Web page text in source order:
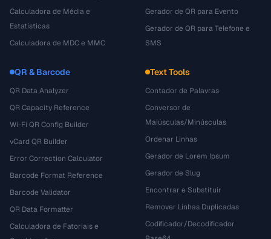
Calculadora de Média e
Estatísticas
Calculadora de MDC e MMC
Gerador de QR para Evento
Gerador de QR para Telefone e
SMS
QR & Barcode
QR Data Analyzer
QR Capacity Reference
Wi-Fi QR Config Builder
vCard QR Builder
Error Correction Calculator
Barcode Format Reference
Barcode Validator
QR Data Formatter
Calculadora de Fatoriais e
Text Tools
Contador de Palavras
Conversor de
Maiúsculas/Minúsculas
Ordenar Linhas
Gerador de Lorem Ipsum
Gerador de Slug
Encontrar e Substituir
Remover Linhas Duplicadas
Codificador/Decodificador